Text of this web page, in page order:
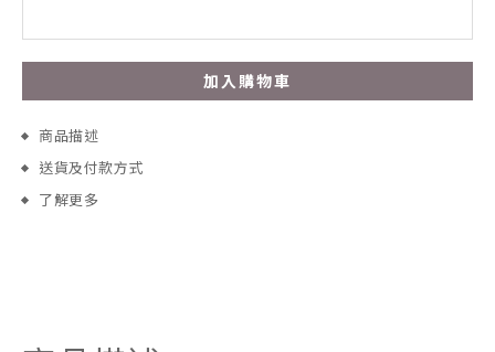
加入購物車
商品描述
送貨及付款方式
了解更多